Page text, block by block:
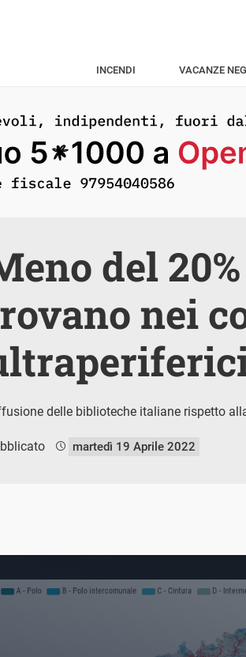
INCENDI VACANZE
del
nei
delle biblioteche italiane rispetto
martedì 19 Aprile 2022